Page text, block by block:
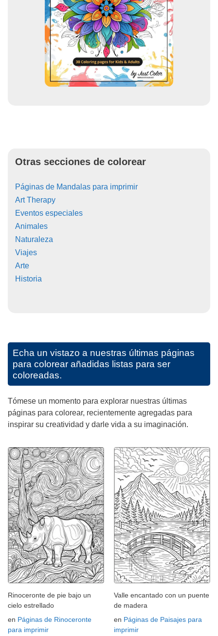
Otras secciones de colorear
Páginas de Mandalas para imprimir
Art Therapy
Eventos especiales
Animales
Naturaleza
Viajes
Arte
Historia
Echa un vistazo a nuestras últimas páginas
para colorear añadidas listas para ser
coloreadas.
Tómese un momento para explorar nuestras últimas
páginas para colorear, recientemente agregadas para
inspirar su creatividad y darle vida a su imaginación.
Rinoceronte de pie bajo un
cielo estrellado
en Páginas de Rinoceronte
para imprimir
Valle encantado con un puente
de madera
en Páginas de Paisajes para
imprimir